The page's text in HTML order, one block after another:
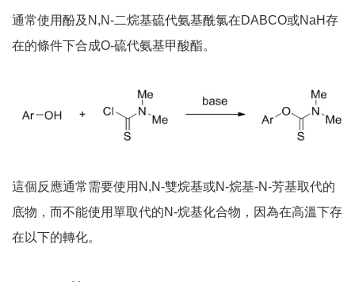
通常使用酚及N,N-二烷基硫代氨基酰氯在DABCO或NaH存
在的條件下合成O-硫代氨基甲酸酯。
這個反應通常需要使用N,N-雙烷基或N-烷基-N-芳基取代的
底物，而不能使用單取代的N-烷基化合物，因為在高溫下存
在以下的轉化。